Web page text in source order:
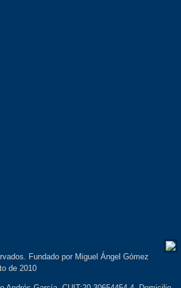
Fundado por Miguel Ángel Gómez
de 2010